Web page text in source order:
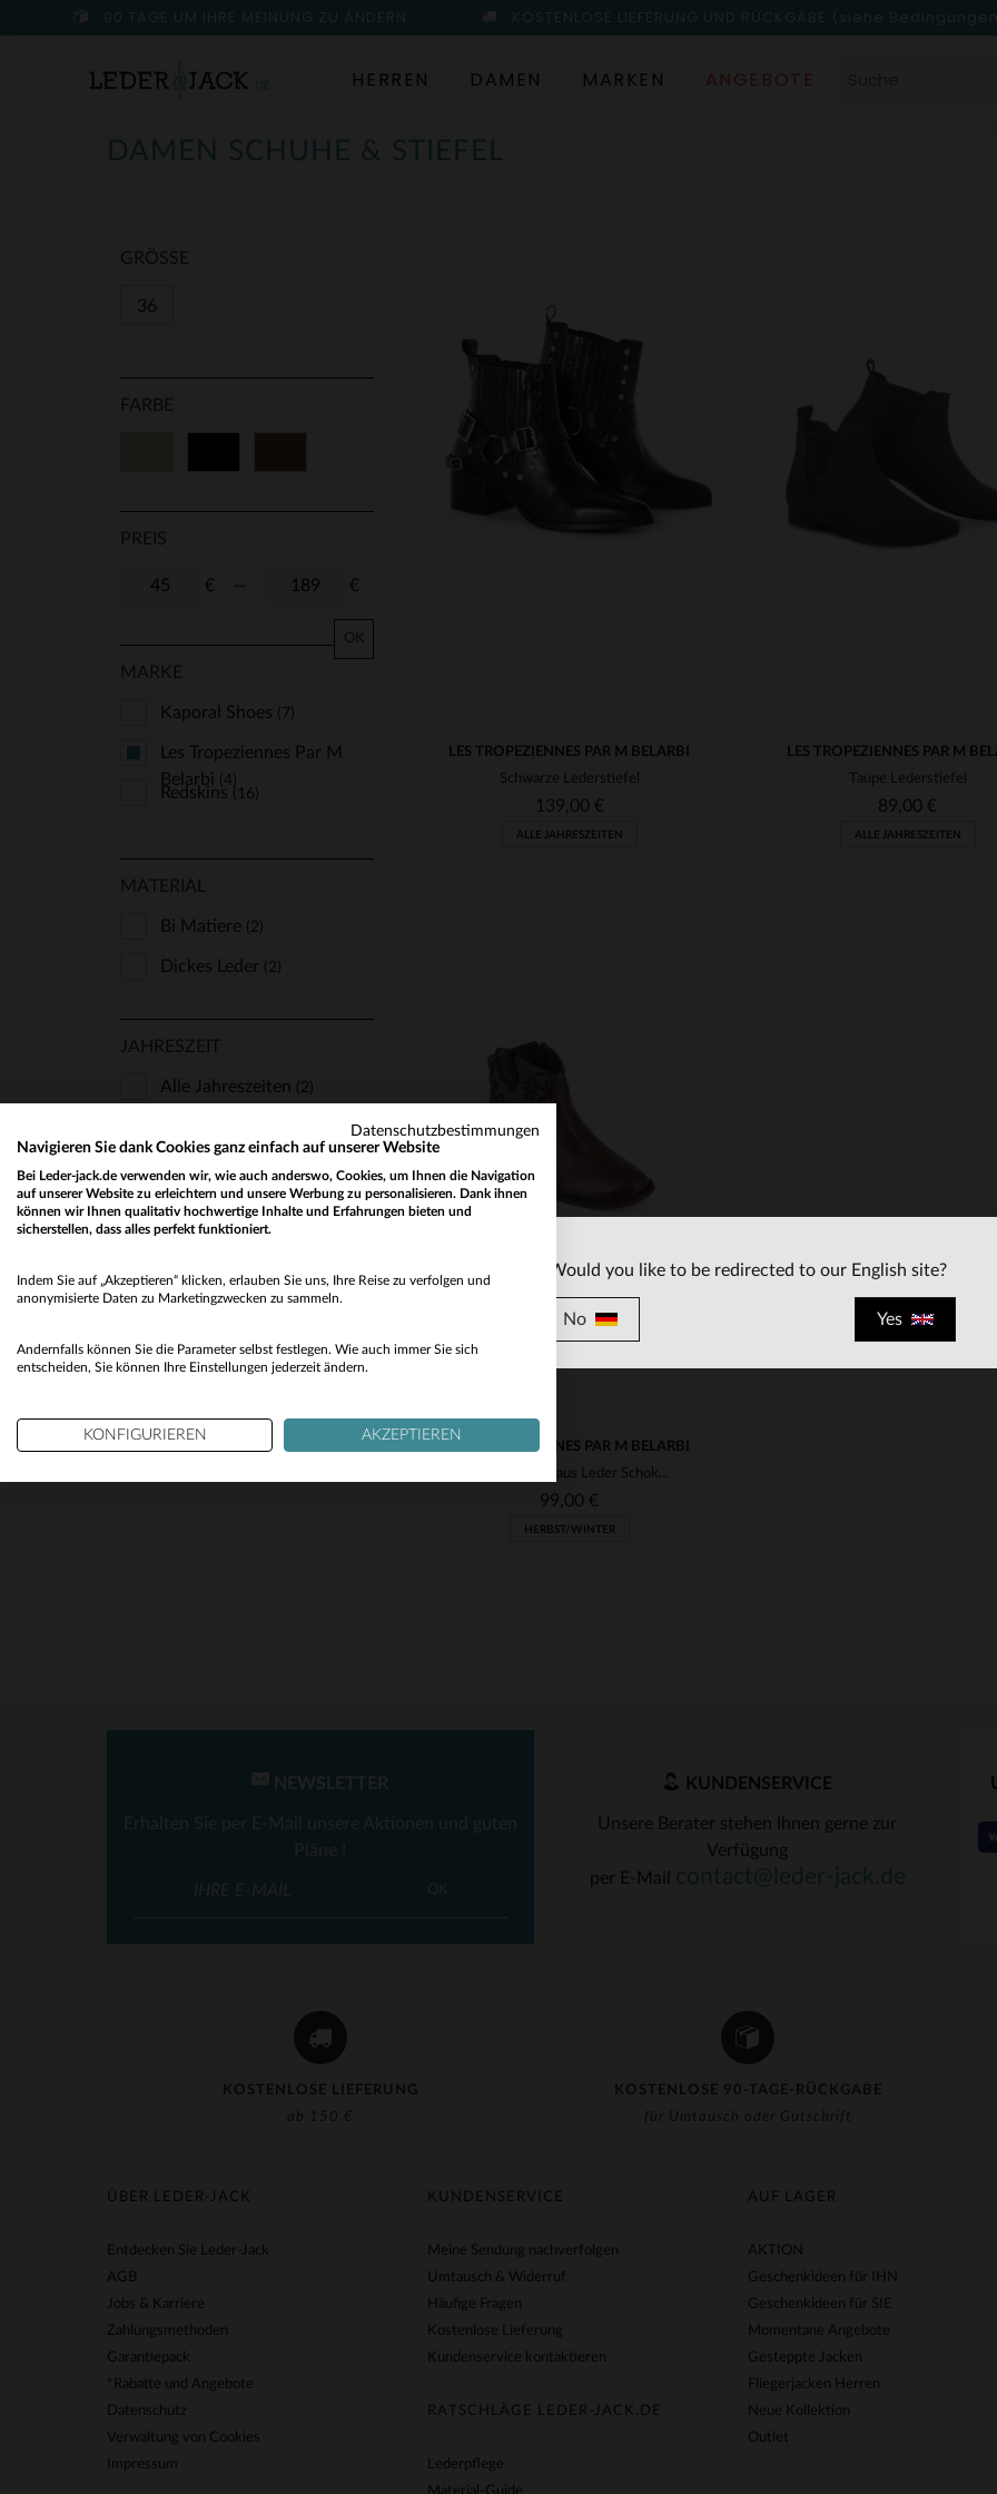
90 TAGE UM IHRE MEINUNG ZU ÄNDERN KOSTENLOSE LIEFERUNG UND RÜCKGABE (siehe Bedingungen)
HERREN DAMEN MARKEN ANGEBOTE
DAMEN SCHUHE & STIEFEL
GRÖSSE
36
FARBE
PREIS
€ €
OK
MARKE
Kaporal Shoes (7)
Les Tropeziennes Par M
Belarbi
(4)
Redskins (16)
MATERIAL
Bi Matiere (2)
Dickes Leder (2)
JAHRESZEIT
Alle Jahreszeiten (2)
VERFÜGBARE GRÖSSEN
LES TROPEZIENNES PAR M BELARBI
Schwarze Lederstiefel
139,00 €
ALLE JAHRESZEITEN
LES TROPEZIENNES PAR M
Taupe Lederstiefel
89,00 €
ALLE JAHRESZEITEN
LES TROPEZIENNES PAR M BELARBI
Damenschuhe aus Leder Schokolade für Frauen
99,00 €
HERBST/WINTER
KOSTENLOSE LIEFERUNG
ab 150 €
KOSTENLOSE 90-TAGE-RÜCKGABE
für Umtausch oder Gutschrift
NEWSLETTER
Erhalten Sie per E-Mail unsere Aktionen und guten
Pläne !
OK
KUNDENSERVICE
Unsere Berater stehen Ihnen gerne zur
Verfügung
per E-Mail
KUNDENSERVICE
Meine Sendung nachverfolgen
Umtausch & Widerruf
Häufige Fragen
Kostenlose Lieferung
Kundenservice kontaktieren
RATSCHLÄGE LEDER-JACK.DE
Lederpflege
AUF LAGER
AKTION
Geschenkideen für IHN
Geschenkideen für SIE
Momentane Angebote
Gesteppte Jacken
Fliegerjacken Herren
Neue Kollektion
Outlet
ÜBER LEDER-JACK
Entdecken Sie Leder-Jack
AGB
Jobs & Karriere
Zahlungsmethoden
Garantiepack
*Rabatte und Angebote
Datenschutz
Verwaltung von Cookies
Impressum
Would you like to be redirected to our English site?
No Yes
Datenschutzbestimmungen
Navigieren Sie dank Cookies ganz einfach auf unserer Website
Bei Leder-jack.de verwenden wir, wie auch anderswo, Cookies, um Ihnen die Navigation
auf unserer Website zu erleichtern und unsere Werbung zu personalisieren. Dank ihnen
können wir Ihnen qualitativ hochwertige Inhalte und Erfahrungen bieten und
sicherstellen, dass alles perfekt funktioniert.
Indem Sie auf „Akzeptieren“ klicken, erlauben Sie uns, Ihre Reise zu verfolgen und
anonymisierte Daten zu Marketingzwecken zu sammeln.
Andernfalls können Sie die Parameter selbst festlegen. Wie auch immer Sie sich
entscheiden, Sie können Ihre Einstellungen jederzeit ändern.
KONFIGURIEREN AKZEPTIEREN